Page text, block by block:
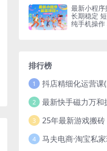
秘】
最新小程序
长期稳定
纯手机操作 轻松上
排行榜
1
2
3
4